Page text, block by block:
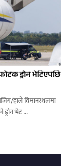
ड्रोन भेटिएपछि
हाले विमानस्थलमा
भेट ...